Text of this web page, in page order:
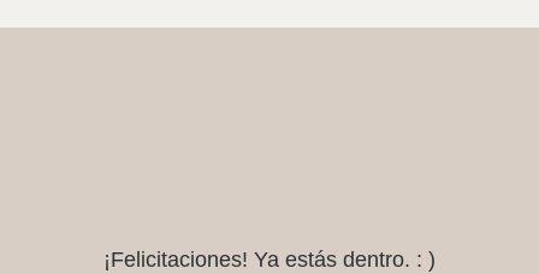
¡Felicitaciones! Ya estás dentro. : )